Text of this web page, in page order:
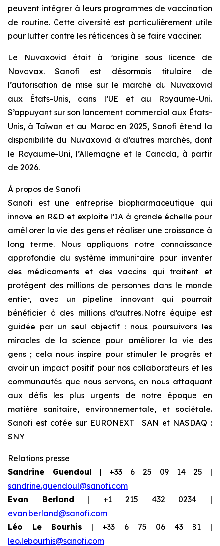
peuvent intégrer à leurs programmes de vaccination
de routine. Cette diversité est particulièrement utile
pour lutter contre les réticences à se faire vacciner.
Le Nuvaxovid était à l’origine sous licence de
Novavax. Sanofi est désormais titulaire de
l’autorisation de mise sur le marché du Nuvaxovid
aux États-Unis, dans l’UE et au Royaume-Uni.
S’appuyant sur son lancement commercial aux États-
Unis, à Taïwan et au Maroc en 2025, Sanofi étend la
disponibilité du Nuvaxovid à d’autres marchés, dont
le Royaume-Uni, l’Allemagne et le Canada, à partir
de 2026.
À propos de Sanofi
Sanofi est une entreprise biopharmaceutique qui
innove en R&D et exploite l’IA à grande échelle pour
améliorer la vie des gens et réaliser une croissance à
long terme. Nous appliquons notre connaissance
approfondie du système immunitaire pour inventer
des médicaments et des vaccins qui traitent et
protègent des millions de personnes dans le monde
entier, avec un pipeline innovant qui pourrait
bénéficier à des millions d’autres. Notre équipe est
guidée par un seul objectif : nous poursuivons les
miracles de la science pour améliorer la vie des
gens ; cela nous inspire pour stimuler le progrès et
avoir un impact positif pour nos collaborateurs et les
communautés que nous servons, en nous attaquant
aux défis les plus urgents de notre époque en
matière sanitaire, environnementale, et sociétale.
Sanofi est cotée sur EURONEXT : SAN et NASDAQ :
SNY
Relations presse
Sandrine Guendoul | +33 6 25 09 14 25 |
sandrine.guendoul@sanofi.com
Evan Berland | +1 215 432 0234 |
evan.berland@sanofi.com
Léo Le Bourhis | +33 6 75 06 43 81 |
leo.lebourhis@sanofi.com